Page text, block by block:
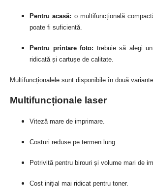
Pentru acasă: o multifuncțională
poate fi suficientă.
Pentru printare foto: trebuie să alegi
ridicată și cartușe de calitate.
Multifuncționalele sunt disponibile în două
Multifuncționale laser
Viteză mare de imprimare.
Costuri reduse pe termen lung.
Potrivită pentru birouri și volume mari de
Cost inițial mai ridicat pentru toner.